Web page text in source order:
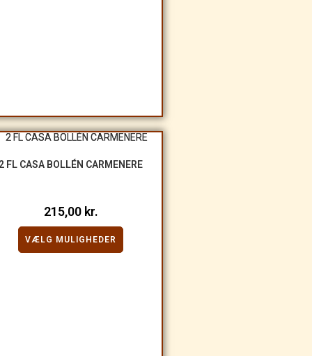
2 FL CASA BOLLÉN CARMENERE
215,00 kr.
VÆLG MULIGHEDER